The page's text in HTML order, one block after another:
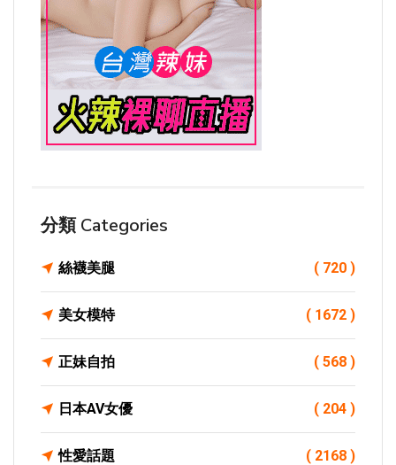
分類 Categories
絲襪美腿 ( 720 )
美女模特 ( 1672 )
正妹自拍 ( 568 )
日本AV女優 ( 204 )
性愛話題 ( 2168 )